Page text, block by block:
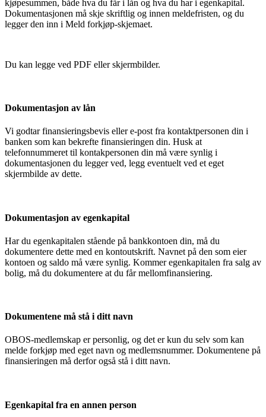
kjøpesummen, både hva du får i lån og hva du har i egenkapital.
Dokumentasjonen må skje skriftlig og innen meldefristen, og du
legger den inn i Meld forkjøp-skjemaet.
Du kan legge ved PDF eller skjermbilder.
Dokumentasjon av lån
Vi godtar finansieringsbevis eller e-post fra kontaktpersonen din i
banken som kan bekrefte finansieringen din. Husk at
telefonnummeret til kontakpersonen din må være synlig i
dokumentasjonen du legger ved, legg eventuelt ved et eget
skjermbilde av dette.
Dokumentasjon av egenkapital
Har du egenkapitalen stående på bankkontoen din, må du
dokumentere dette med en kontoutskrift. Navnet på den som eier
kontoen og saldo må være synlig. Kommer egenkapitalen fra salg av
bolig, må du dokumentere at du får mellomfinansiering.
Dokumentene må stå i ditt navn
OBOS-medlemskap er personlig, og det er kun du selv som kan
melde forkjøp med eget navn og medlemsnummer. Dokumentene på
finansieringen må derfor også stå i ditt navn.
Egenkapital fra en annen person